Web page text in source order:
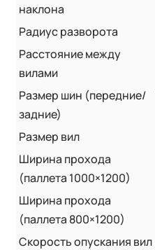
наклона
Радиус разворота
Расстояние между
вилами
Размер шин (передние/
задние)
Размер вил
Ширина прохода
(паллета 1000×1200)
Ширина прохода
(паллета 800×1200)
Скорость опускания вил